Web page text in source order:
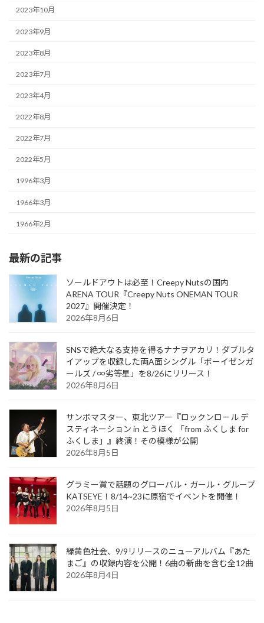
2023年10月
2023年9月
2023年8月
2023年7月
2023年4月
2022年8月
2022年7月
2022年5月
1996年3月
1966年3月
1966年2月
最新の記事
ソールドアウトは必至！Creepy Nutsの国内
ARENA TOUR『Creepy Nuts ONEMAN TOUR
2027』開催決定！
2026年8月6日
SNSで絶大なる支持を得るナナヲアカリ！ダブルタ
イアップを収録した両A面シングル「ボーイゼンガ
ールズ / ∞劣等星」を8/26にリリース！
2026年8月6日
サンボマスター、東北ツアー『ロックンロール デ
スティネーション in とうほく 「from ふくしま for
ふくしま」』終演！その模様が公開
2026年8月5日
グラミー賞で話題のグローバル・ガール・グループ
KATSEYE！8/14~23に原宿でイベントを開催！
2026年8月5日
緑黄色社会、9/9リリースのニューアルバム『あた
まご』の収録内容を公開！6曲の新曲を含む全12曲
2026年8月4日